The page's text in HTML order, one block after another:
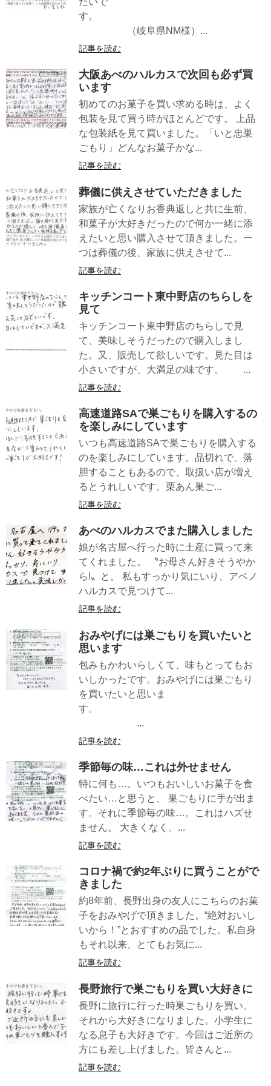
す。
（岐阜県NM様）...
記事を読む
大阪あべのハルカスで次回も必ず買
います
初めてのお菓子を買い求める時は、よく
包装を見て買う時がほとんどです。 上品
な包装紙を見て買いました。「いと忠巣
ごもり」どんなお菓子かな...
記事を読む
葬儀に供えさせていただきました
家族が亡くなりお香典返しと共に生前、
和菓子が大好きだったので何か一緒に添
えたいと思い購入させて頂きました。一
つは葬儀の後、家族に供えさせて...
記事を読む
キッチンコート東中野店のちらしを
見て
キッチンコート東中野店のちらしで見
て、美味しそうだったので購入しまし
た。又、販売して欲しいです。見た目は
小さいですが、大満足の味です。 ...
記事を読む
高速道路SAで巣ごもりを購入するの
を楽しみにしています
いつも高速道路SAで巣ごもりを購入する
のを楽しみにしています。品切れで、落
胆することもあるので、取扱い店が増え
るとうれしいです。栗あん巣ご...
記事を読む
あべのハルカスでまた購入しました
娘が名古屋へ行った時に土産に買って来
てくれました。 〝お母さん好きそうやか
ら!〟と。 私もすっかり気にいり、アベノ
ハルカスで見つけて...
記事を読む
おみやげには巣ごもりを買いたいと
思います
包みもかわいらしくて、味もとってもお
いしかったです。おみやげには巣ごもり
を買いたいと思いま
す。
...
記事を読む
季節毎の味…これは外せません
特に何も…。いつもおいしいお菓子を食
べたい…と思うと、 巣ごもりに手が出ま
す。それに季節毎の味…。これはハズせ
ません。 大きくなく、...
記事を読む
コロナ禍で約2年ぶりに買うことがで
きました
約8年前、長野出身の友人にこちらのお菓
子をおみやげで頂きました。“絶対おいし
いから！”とおすすめの品でした。私自身
もそれ以来、とてもお気に...
記事を読む
長野旅行で巣ごもりを買い大好きに
長野に旅行に行った時巣ごもりを買い、
それから大好きになりました。小学生に
なる息子も大好きです。今回はご近所の
方にも差し上げました。皆さんと...
記事を読む